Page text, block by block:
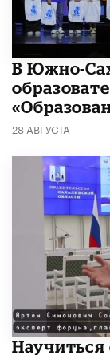
В Южно-
28 АВГУСТА